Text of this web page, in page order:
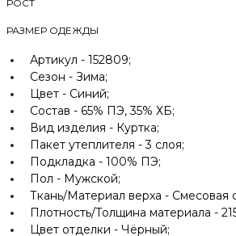
РОСТ
РАЗМЕР ОДЕЖДЫ
Артикул - 152809;
Сезон - Зима;
Цвет - Синий;
Состав - 65% ПЭ, 35% ХБ;
Вид изделия - Куртка;
Пакет утеплителя -3 слоя;
Подкладка - 100% ПЭ;
Пол - Мужской;
Ткань/Материал верха - Смесовая
Плотность/Толщина материала -
Цвет отделки - Чёрный;